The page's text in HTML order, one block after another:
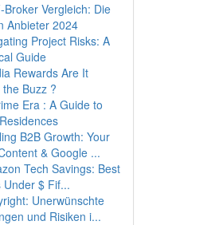
Broker Vergleich: Die
Anbieter 2024
Project Risks: A
Guide
Rewards Are It
Buzz ?
Era : A Guide to
B2B Growth: Your
& Google ...
Tech Savings: Best
Under $ Fif...
Unerwünschte
und Risiken i...